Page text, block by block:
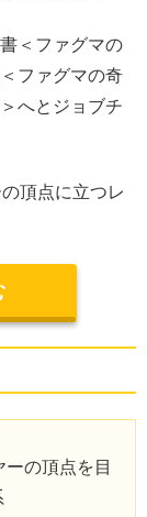
＜ファグマの
ファグマの奇
へとジョブチ
頂点に立つレ
の頂点を目